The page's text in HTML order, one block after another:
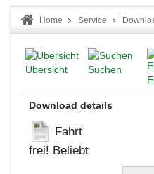
Home Service
Übersicht
Suchen
Download details
Fahrt
frei! Beliebt